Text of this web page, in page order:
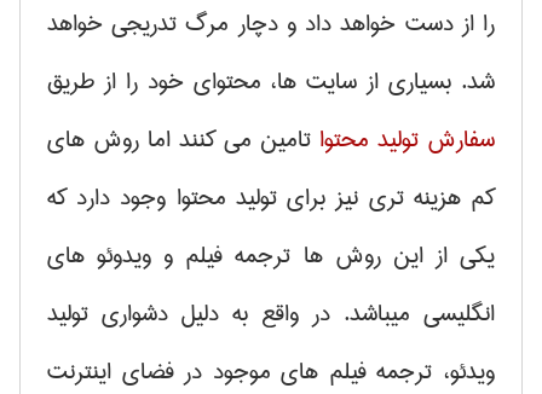
را از دست خواهد داد و دچار مرگ تدریجی خواهد
شد. بسیاری از سایت ها، محتوای خود را از طریق
سفارش تولید محتوا تامین می کنند اما روش های
کم هزینه تری نیز برای تولید محتوا وجود دارد که
یکی از این روش ها ترجمه فیلم و ویدوئو های
انگلیسی میباشد. در واقع به دلیل دشواری تولید
ویدئو، ترجمه فیلم های موجود در فضای اینترنت